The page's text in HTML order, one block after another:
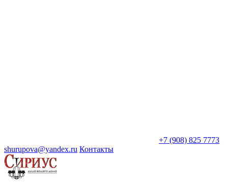
+7 (908) 825 7773
shurupova@yandex.ru Контакты